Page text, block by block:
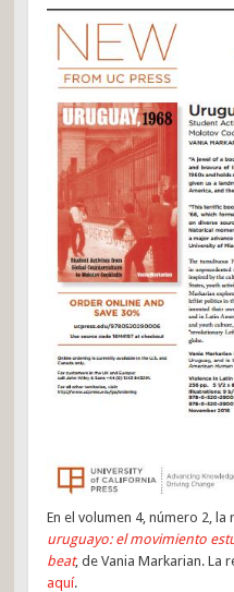
En el volumen 4, número 2,
uruguayo: el movimiento
beat, de Vania Markarian. La
aquí.